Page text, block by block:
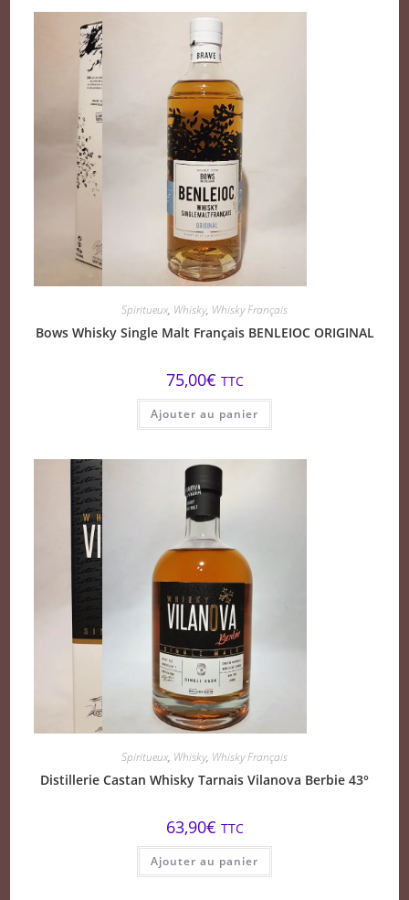
Spiritueux, Whisky, Whisky Français
Bows Whisky Single Malt Français BENLEIOC ORIGINAL
75,00€ TTC
Ajouter au panier
Spiritueux, Whisky, Whisky Français
Distillerie Castan Whisky Tarnais Vilanova Berbie 43°
63,90€ TTC
Ajouter au panier